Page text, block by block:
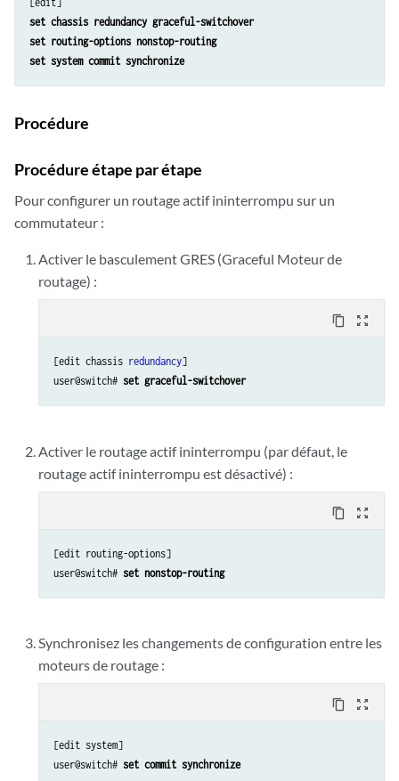
            }
            interface lo0.0 {
                passive;
    }
    policy-statement BGP_export {
        term direct {
            from {
            }
            then accept;
        }
set chassis redundancy graceful-switchover
set routing-options nonstop-routing
set system commit synchronize
Procédure
Procédure étape par étape
Pour configurer un routage actif ininterrompu sur un
commutateur :
Activer le basculement GRES (Graceful Moteur de
routage) :
content_copy zoom_out_map
[edit chassis redundancy]
user@switch# set graceful-switchover
Activer le routage actif ininterrompu (par défaut, le
routage actif ininterrompu est désactivé) :
content_copy zoom_out_map
[edit routing-options]
user@switch# set nonstop-routing
Synchronisez les changements de configuration entre les
moteurs de routage :
content_copy zoom_out_map
[edit system]
user@switch# set commit synchronize